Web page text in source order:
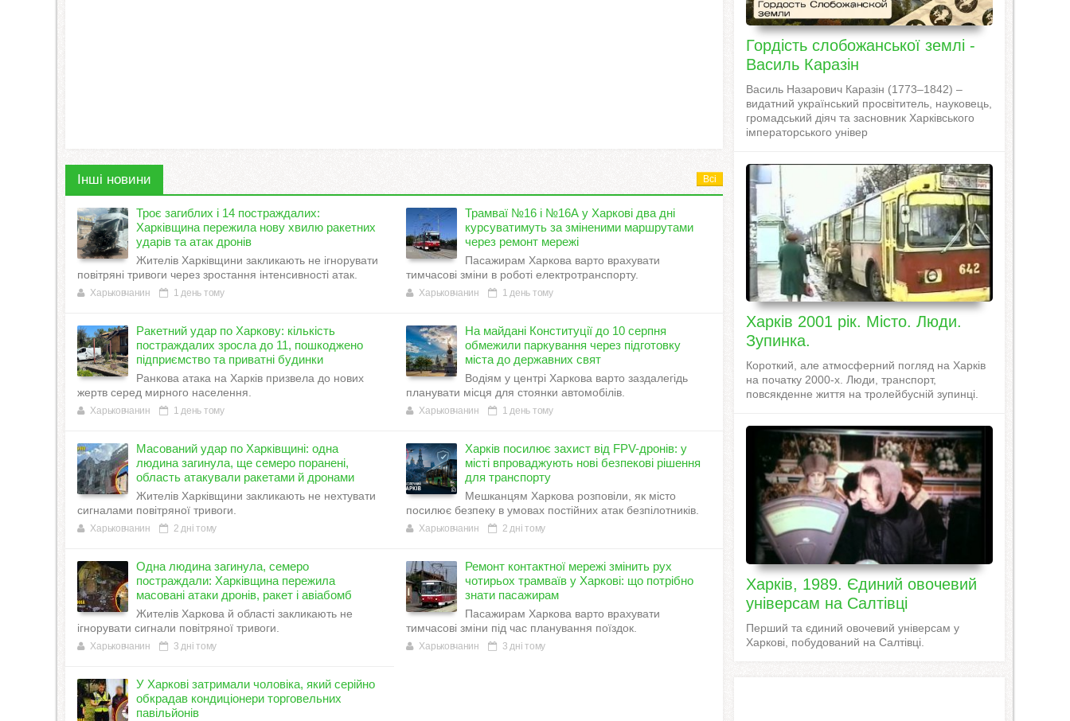
Інші новини Всі
Троє загиблих і 14 постраждалих:
Харківщина пережила нову хвилю ракетних
ударів та атак дронів
Жителів Харківщини закликають не ігнорувати
повітряні тривоги через зростання інтенсивності атак.
Харьковчанин 1 день тому
Трамваї №16 і №16А у Харкові два дні
курсуватимуть за зміненими маршрутами
через ремонт мережі
Пасажирам Харкова варто врахувати
тимчасові зміни в роботі електротранспорту.
Харьковчанин 1 день тому
Ракетний удар по Харкову: кількість
постраждалих зросла до 11, пошкоджено
підприємство та приватні будинки
Ранкова атака на Харків призвела до нових
жертв серед мирного населення.
Харьковчанин 1 день тому
На майдані Конституції до 10 серпня
обмежили паркування через підготовку
міста до державних свят
Водіям у центрі Харкова варто заздалегідь
планувати місця для стоянки автомобілів.
Харьковчанин 1 день тому
Масований удар по Харківщині: одна
людина загинула, ще семеро поранені,
область атакували ракетами й дронами
Жителів Харківщини закликають не нехтувати
сигналами повітряної тривоги.
Харьковчанин 2 дні тому
Харків посилює захист від FPV-дронів: у
місті впроваджують нові безпекові рішення
для транспорту
Мешканцям Харкова розповіли, як місто
посилює безпеку в умовах постійних атак безпілотників.
Харьковчанин 2 дні тому
Одна людина загинула, семеро
постраждали: Харківщина пережила
масовані атаки дронів, ракет і авіабомб
Жителів Харкова й області закликають не
ігнорувати сигнали повітряної тривоги.
Харьковчанин 3 дні тому
Ремонт контактної мережі змінить рух
чотирьох трамваїв у Харкові: що потрібно
знати пасажирам
Пасажирам Харкова варто врахувати
тимчасові зміни під час планування поїздок.
Харьковчанин 3 дні тому
У Харкові затримали чоловіка, який серійно
обкрадав кондиціонери торговельних
павільйонів
Гордість слобожанської землі -
Василь Каразін
Василь Назарович Каразін (1773–1842) –
видатний український просвітитель, науковець,
громадський діяч та засновник Харківського
імператорського універ
Харків 2001 рік. Місто. Люди.
Зупинка.
Короткий, але атмосферний погляд на Харків
на початку 2000-х. Люди, транспорт,
повсякденне життя на тролейбусній зупинці.
Харків, 1989. Єдиний овочевий
універсам на Салтівці
Перший та єдиний овочевий універсам у
Харкові, побудований на Салтівці.